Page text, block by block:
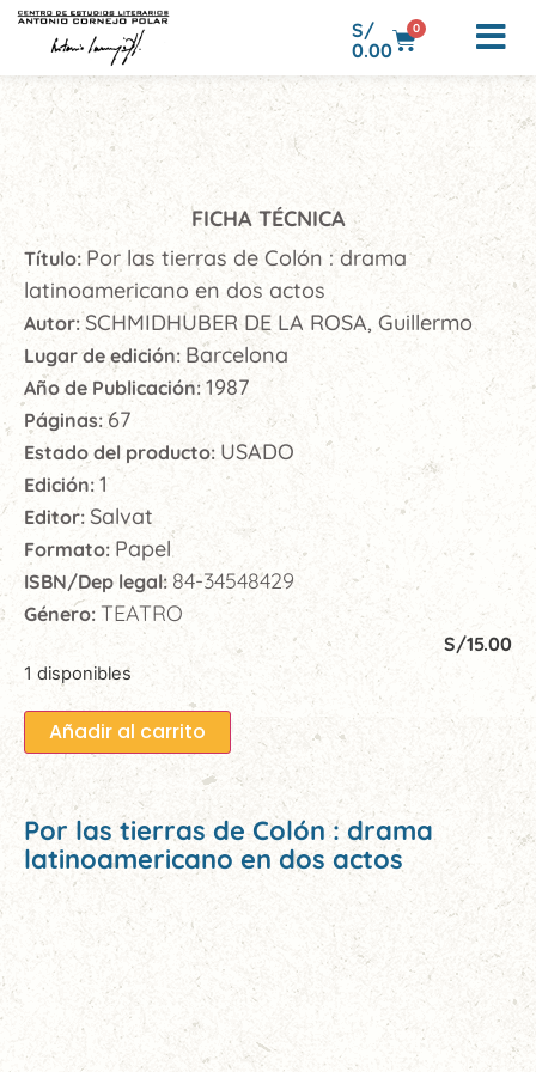
S/
0.00
0
FICHA TÉCNICA
Título: Por las tierras de Colón : drama
latinoamericano en dos actos
Autor: SCHMIDHUBER DE LA ROSA, Guillermo
Lugar de edición: Barcelona
Año de Publicación:1987
Páginas: 67
Estado del producto: USADO
Edición: 1
Editor: Salvat
Formato: Papel
ISBN/Dep legal: 84-34548429
Género: TEATRO
S/15.00
1 disponibles
Añadir al carrito
Por las tierras de Colón : drama
latinoamericano en dos actos